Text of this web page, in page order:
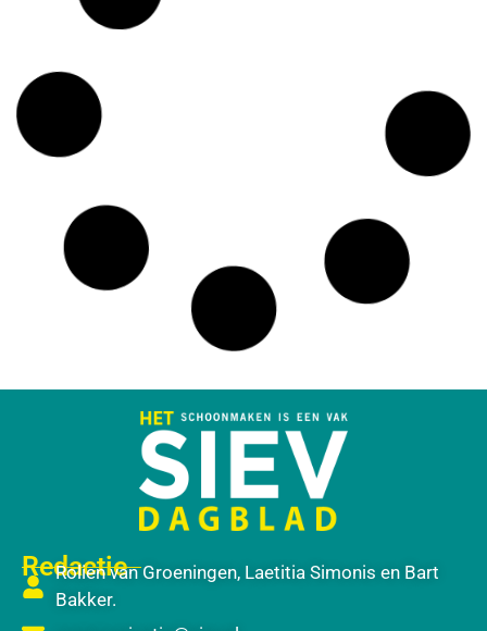
Redactie
Rolien van Groeningen, Laetitia Simonis en Bart
Bakker.